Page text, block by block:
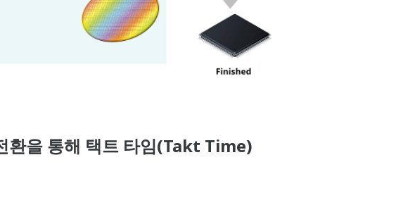
환을 통해 택트 타임(Takt Time)